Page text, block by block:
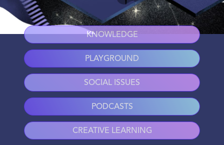
KNOWLEDGE
PLAYGROUND
SOCIAL ISSUES
PODCASTS
CREATIVE LEARNING